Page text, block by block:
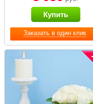
Заказать в один клик
Купить